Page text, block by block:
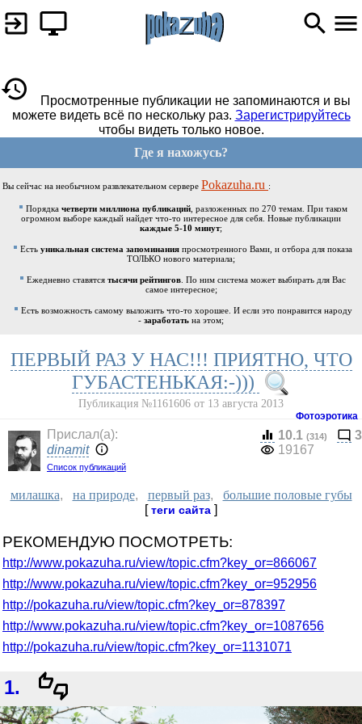
Просмотренные публикации не запоминаются и вы
можете видеть всё по нескольку раз. Зарегистрируйтесь
чтобы видеть только новое.
Где я нахожусь?
Вы сейчас на необычном развлекательном сервере Pokazuha.ru :
Порядка четверти миллиона публикаций, разложенных по 270 темам. При таком
огромном выборе каждый найдет что-то интересное для себя. Новые публикации
каждые 5-10 минут;
Есть уникальная система запоминания просмотренного Вами, и отбора для показа
ТОЛЬКО нового материала;
Ежедневно ставятся тысячи рейтингов . По ним система может выбирать для Вас
самое интересное;
Есть возможность самому выложить что-то хорошее. И если это понравится народу
- заработать на этом;
ПЕРВЫЙ РАЗ У НАС!!! ПРИЯТНО, ЧТО
ГУБАСТЕНЬКАЯ:-)))
Публикация №1161606 от 13 августа 2013
Фотоэротика
Прислал(a):
dinamit
Список публикаций
10.1 (314)
3
19167
милашка, на природе, первый раз, большие половые губы
[теги сайта ]
РЕКОМЕНДУЮ ПОСМОТРЕТЬ:
http://www.pokazuha.ru/view/topic.cfm?key_or=866067
http://www.pokazuha.ru/view/topic.cfm?key_or=952956
http://pokazuha.ru/view/topic.cfm?key_or=878397
http://www.pokazuha.ru/view/topic.cfm?key_or=1087656
http://pokazuha.ru/view/topic.cfm?key_or=1131071
1.